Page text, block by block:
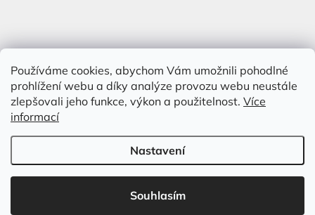
Používáme cookies, abychom Vám umožnili pohodlné
prohlížení webu a díky analýze provozu webu neustále
zlepšovali jeho funkce, výkon a použitelnost. Více
informací
Nastavení
Souhlasím
Vytvořil Shoptet
Antik Kureš s.r.o.. Všechna práva vyhrazena.